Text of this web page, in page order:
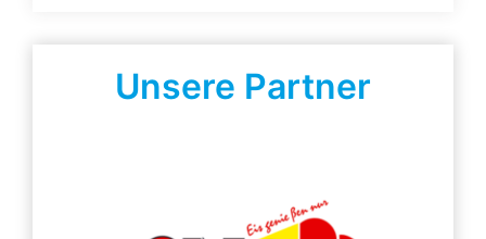
Unsere Partner